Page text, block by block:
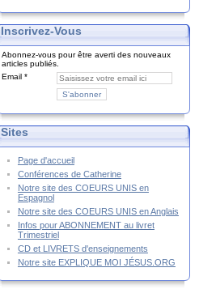
Inscrivez-Vous
Abonnez-vous pour être averti des nouveaux
articles publiés.
Email
Sites
Page d'accueil
Conférences de Catherine
Notre site des COEURS UNIS en
Espagnol
Notre site des COEURS UNIS en Anglais
Infos pour ABONNEMENT au livret
Trimestriel
CD et LIVRETS d'enseignements
Notre site EXPLIQUE MOI JÉSUS.ORG